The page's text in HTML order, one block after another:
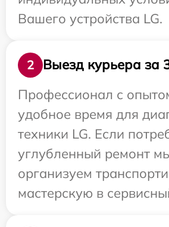
Вашего устройства LG.
2
Выезд курьера за
Профессионал с
удобное время для
техники LG. Если
углубленный ремонт
организуем
мастерскую в